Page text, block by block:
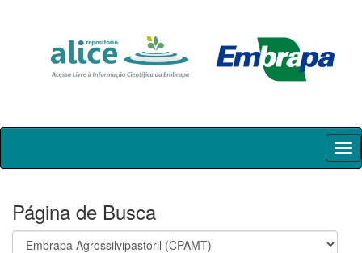
Skip
Página de Busca